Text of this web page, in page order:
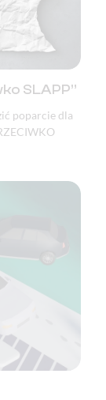
SLAPP”
poparcie dla